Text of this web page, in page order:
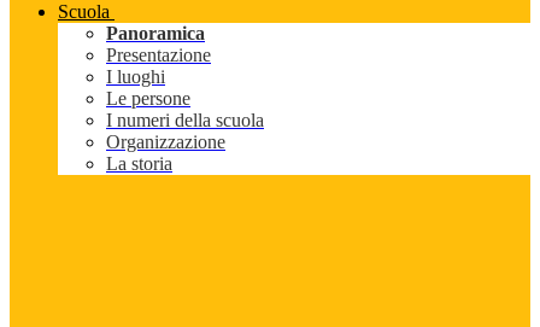
Scuola
Panoramica
Presentazione
I luoghi
Le persone
I numeri della scuola
Organizzazione
La storia